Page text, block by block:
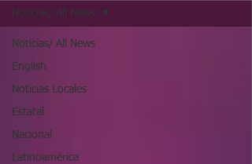
Noticias/ All News
English
Noticias Locales
Estatal
Nacional
Latinoamérica
Noticias/ All News